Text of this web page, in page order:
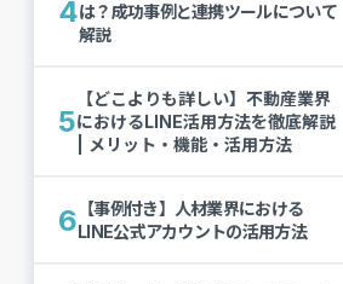
4は？成功事例と連携ツールについて
解説
5
【どこよりも詳しい】不動産業界
におけるLINE活用方法を徹底解説
| メリット・機能・活用方法
6 【事例付き】人材業界における
LINE公式アカウントの活用方法